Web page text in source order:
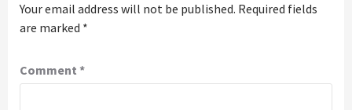
Your email address will not be published. Required fields
are marked *
Comment *